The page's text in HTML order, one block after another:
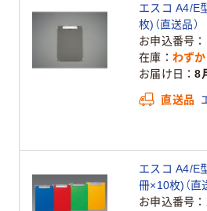
エスコ A4/E
枚)（直送品）
お申込番号
在庫
わずか
お届け日
8
直送品
エスコ A4/E
冊×10枚)（直
お申込番号